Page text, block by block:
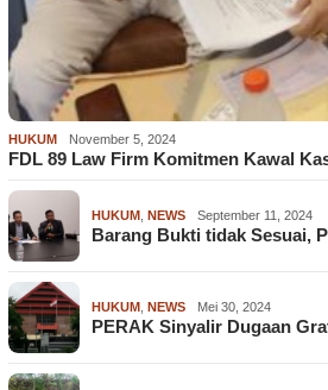
HUKUM November 5, 2024
FDL 89 Law Firm Komitmen Kawal
HUKUM NEWS September 11, 2024
Barang Bukti tidak Sesuai,
HUKUM NEWS Mei 30, 2024
PERAK Sinyalir Dugaan